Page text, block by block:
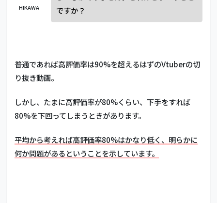
HIKAWA
ですか？
普通であれば高評価率は90%を超えるはずのVtuberの切
り抜き動画。
しかし、たまに高評価率が80%くらい、下手をすれば
80%を下回ってしまうときがあります。
平均から考えれば高評価率80%はかなり低く、明らかに
何か問題があるということを示しています。